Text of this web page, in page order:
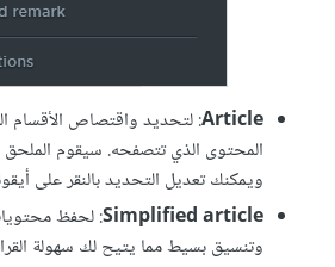
Article: لتحديد واقتصاص الأقسام
المحتوى الذي تتصفحه. سيقوم الملحق
ويمكنك تعديل التحديد بالنقر على
Simplified article: لحفظ
وتنسيق بسيط مما يتيح لك سهولة